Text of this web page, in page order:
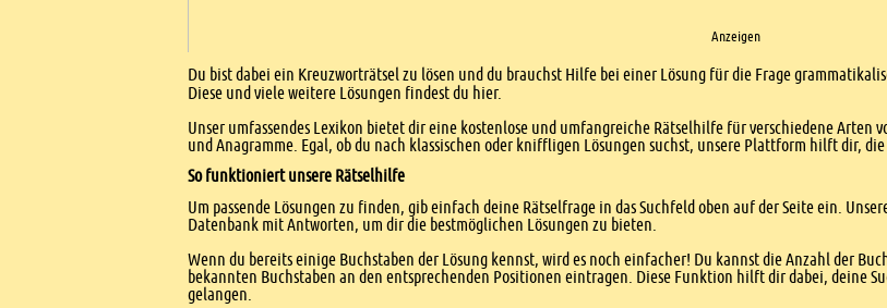
Anzeigen
Einleitung
Du bist dabei ein Kreuzworträtsel zu lösen und du brauchst Hilfe bei einer Lösung für die Frage
Diese und viele weitere Lösungen findest du hier.
Unser umfassendes Lexikon bietet dir eine kostenlose und umfangreiche Rätselhilfe für verschiedene Arten
und Anagramme. Egal, ob du nach klassischen oder kniffligen Lösungen suchst, unsere Plattform hilft dir,
So funktioniert unsere Rätselhilfe
Um passende Lösungen zu finden, gib einfach deine Rätselfrage in das Suchfeld oben auf der Seite ein.
Datenbank mit Antworten, um dir die bestmöglichen Lösungen zu bieten.
Wenn du bereits einige Buchstaben der Lösung kennst, wird es noch einfacher! Du kannst die Anzahl der
bekannten Buchstaben an den entsprechenden Positionen eintragen. Diese Funktion hilft dir dabei, deine
gelangen.